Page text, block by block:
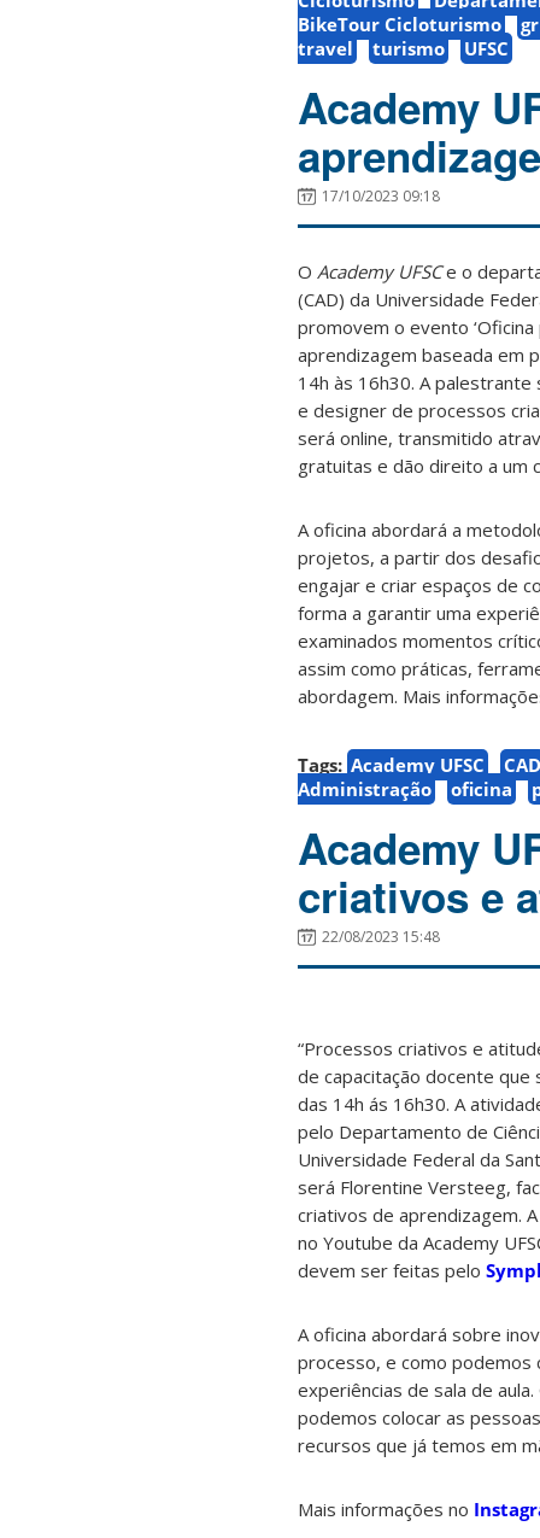
BikeTour Cicloturismo
travel
turismo UFSC
Academy
17/10/2023 09:18
O Academy UFSCe o
(CAD) da Universidade
promovem o evento
aprendizagem baseada em
14h às 16h30. A
e designer de processos
será online, transmitido
gratuitas e dão direito a um
A oficina abordará a
projetos, a partir dos
engajar e criar espaços de
forma a garantir uma
examinados momentos
assim como práticas,
abordagem. Mais
Tags: Academy UFSC
CAD
Administração
oficina
Academy
criativos e
22/08/2023 15:48
“Processos criativos e
de capacitação docente que
das 14h ás 16h30. A
pelo Departamento de
Universidade Federal da
será Florentine Versteeg,
criativos de aprendizagem.
no Youtube da Academy
devem ser feitas pelo
A oficina abordará sobre
processo, e como
experiências de sala de
podemos colocar as
recursos que já temos em
Mais informações no